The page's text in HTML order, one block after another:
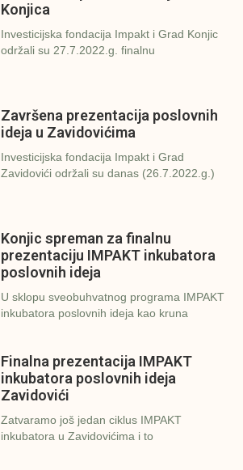
Konjica
Investicijska fondacija Impakt i Grad Konjic
održali su 27.7.2022.g. finalnu
Završena prezentacija poslovnih
ideja u Zavidovićima
Investicijska fondacija Impakt i Grad
Zavidovići održali su danas (26.7.2022.g.)
Konjic spreman za finalnu
prezentaciju IMPAKT inkubatora
poslovnih ideja
U sklopu sveobuhvatnog programa IMPAKT
inkubatora poslovnih ideja kao kruna
Finalna prezentacija IMPAKT
inkubatora poslovnih ideja
Zavidovići
Zatvaramo još jedan ciklus IMPAKT
inkubatora u Zavidovićima i to